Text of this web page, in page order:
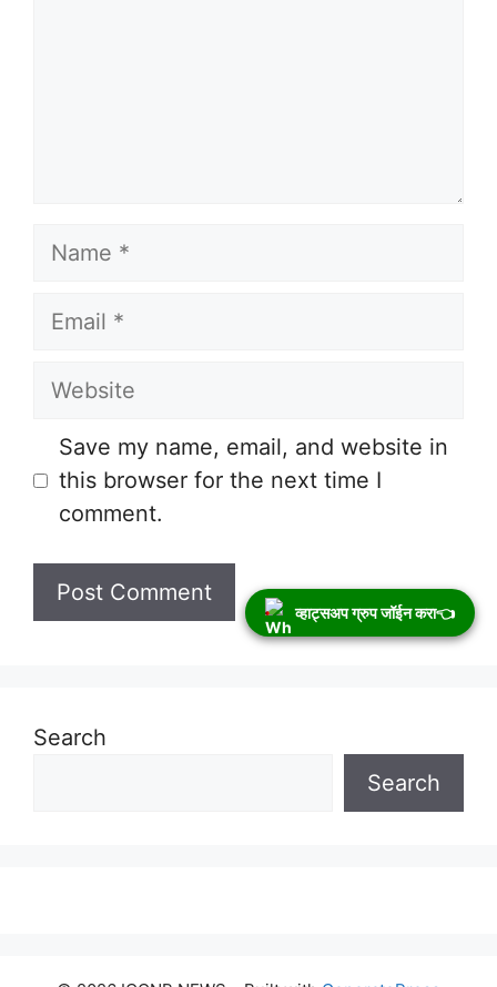
व्हाट्सअप ग्रुप जॉईन करा👈
Name
Email
Website
Save my name, email, and website in
this browser for the next time I
comment.
Search
Search